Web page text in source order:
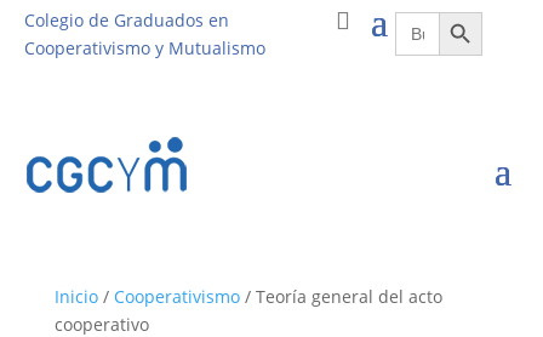
Colegio de Graduados en
Cooperativismo y Mutualismo
Buscar:Botón de búsqueda
Inicio/ Cooperativismo/ Teoría general del acto
cooperativo